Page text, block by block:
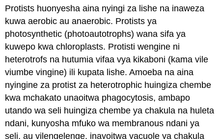
Protists huonyesha aina nyingi za lishe na inaweza
kuwa aerobic au anaerobic. Protists ya
photosynthetic (photoautotrophs) wana sifa ya
kuwepo kwa chloroplasts. Protisti wengine ni
heterotrofs na hutumia vifaa vya kikaboni (kama vile
viumbe vingine) ili kupata lishe. Amoeba na aina
nyingine za protist za heterotrophic huingiza chembe
kwa mchakato unaoitwa phagocytosis, ambapo
utando wa seli huingiza chembe ya chakula na huleta
ndani, kunyosha mfuko wa membranous ndani ya
seli, au vilengelenge, inayoitwa vacuole ya chakula